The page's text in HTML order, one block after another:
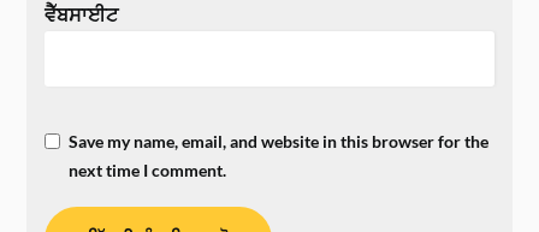
ਵੈੱਬਸਾਈਟ
Save my name, email, and website in this browser for the
next time I comment.